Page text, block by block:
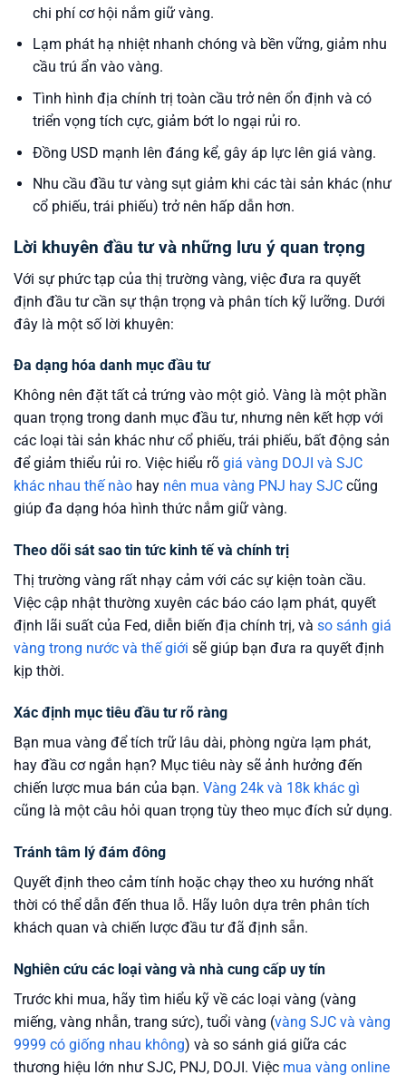
chi phí cơ hội nắm giữ vàng.
Lạm phát hạ nhiệt nhanh chóng và bền vững, giảm nhu
cầu trú ẩn vào vàng.
Tình hình địa chính trị toàn cầu trở nên ổn định và có
triển vọng tích cực, giảm bớt lo ngại rủi ro.
Đồng USD mạnh lên đáng kể, gây áp lực lên giá vàng.
Nhu cầu đầu tư vàng sụt giảm khi các tài sản khác (như
cổ phiếu, trái phiếu) trở nên hấp dẫn hơn.
Lời khuyên đầu tư và những lưu ý quan trọng
Với sự phức tạp của thị trường vàng, việc đưa ra quyết
định đầu tư cần sự thận trọng và phân tích kỹ lưỡng. Dưới
đây là một số lời khuyên:
Đa dạng hóa danh mục đầu tư
Không nên đặt tất cả trứng vào một giỏ. Vàng là một phần
quan trọng trong danh mục đầu tư, nhưng nên kết hợp với
các loại tài sản khác như cổ phiếu, trái phiếu, bất động sản
để giảm thiểu rủi ro. Việc hiểu rõ giá vàng DOJI và SJC
khác nhau thế nào hay nên mua vàng PNJ hay SJC cũng
giúp đa dạng hóa hình thức nắm giữ vàng.
Theo dõi sát sao tin tức kinh tế và chính trị
Thị trường vàng rất nhạy cảm với các sự kiện toàn cầu.
Việc cập nhật thường xuyên các báo cáo lạm phát, quyết
định lãi suất của Fed, diễn biến địa chính trị, và so sánh giá
vàng trong nước và thế giới sẽ giúp bạn đưa ra quyết định
kịp thời.
Xác định mục tiêu đầu tư rõ ràng
Bạn mua vàng để tích trữ lâu dài, phòng ngừa lạm phát,
hay đầu cơ ngắn hạn? Mục tiêu này sẽ ảnh hưởng đến
chiến lược mua bán của bạn. Vàng 24k và 18k khác gì
cũng là một câu hỏi quan trọng tùy theo mục đích sử dụng.
Tránh tâm lý đám đông
Quyết định theo cảm tính hoặc chạy theo xu hướng nhất
thời có thể dẫn đến thua lỗ. Hãy luôn dựa trên phân tích
khách quan và chiến lược đầu tư đã định sẵn.
Nghiên cứu các loại vàng và nhà cung cấp uy tín
Trước khi mua, hãy tìm hiểu kỹ về các loại vàng (vàng
miếng, vàng nhẫn, trang sức), tuổi vàng (vàng SJC và vàng
9999 có giống nhau không) và so sánh giá giữa các
thương hiệu lớn như SJC, PNJ, DOJI. Việc mua vàng online